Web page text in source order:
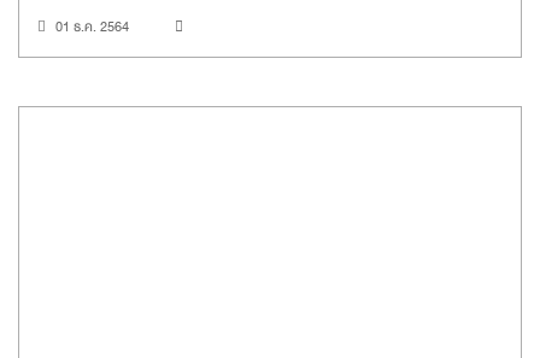
โลกที่ชื่อว่า “คอมพิวเตอร์ “ อีกด้วย
01 ธ.ค. 2564